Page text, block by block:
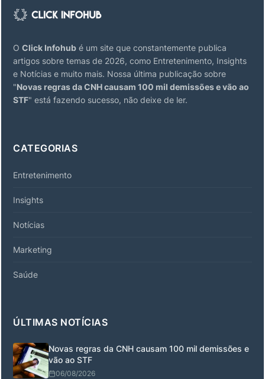
O Click Infohub é um site que constantemente publica
artigos sobre temas de 2026, como Entretenimento, Insights
e Notícias e muito mais. Nossa última publicação sobre
"Novas regras da CNH causam 100 mil demissões e vão ao
STF" está fazendo sucesso, não deixe de ler.
CATEGORIAS
Entretenimento
Insights
Notícias
Marketing
Saúde
ÚLTIMAS NOTÍCIAS
Novas regras da CNH causam 100 mil demissões e
vão ao STF
06/08/2026